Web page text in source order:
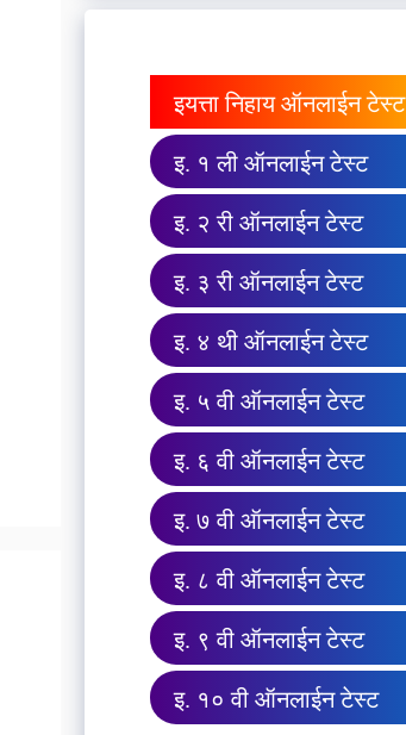
इयत्ता निहाय ऑनलाईन टेस्ट
इ. १ ली ऑनलाईन टेस्ट
इ. २ री ऑनलाईन टेस्ट
इ. ३ री ऑनलाईन टेस्ट
इ. ४ थी ऑनलाईन टेस्ट
इ. ५ वी ऑनलाईन टेस्ट
इ. ६ वी ऑनलाईन टेस्ट
इ. ७ वी ऑनलाईन टेस्ट
इ. ८ वी ऑनलाईन टेस्ट
इ. ९ वी ऑनलाईन टेस्ट
इ. १० वी ऑनलाईन टेस्ट